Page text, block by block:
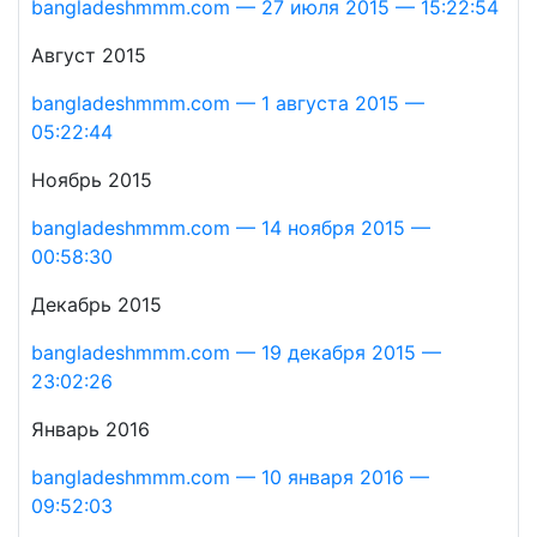
bangladeshmmm.com — 27 июля 2015 — 15:22:54
Август 2015
bangladeshmmm.com — 1 августа 2015 —
05:22:44
Ноябрь 2015
bangladeshmmm.com — 14 ноября 2015 —
00:58:30
Декабрь 2015
bangladeshmmm.com — 19 декабря 2015 —
23:02:26
Январь 2016
bangladeshmmm.com — 10 января 2016 —
09:52:03